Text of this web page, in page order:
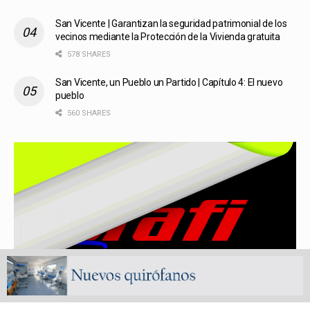
San Vicente | Garantizan la seguridad patrimonial de los
vecinos mediante la Protección de la Vivienda gratuita
578 SHARES
San Vicente, un Pueblo un Partido | Capítulo 4: El nuevo
pueblo
560 SHARES